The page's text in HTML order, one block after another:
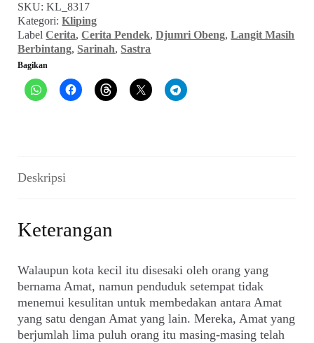
Masih
Berbintang
(Sarinah_No.
193,
Februari
SKU:KL_8317
Kategori:Kliping
LabelCerita,Cerita Pendek,Djumri Obeng,Langit Masih
Berbintang, Sarinah, Sastra
Bagikan
Deskripsi
Keterangan
Walaupun kota kecil itu disesaki oleh orang yang
bernama Amat, namun penduduk setempat tidak
menemui kesulitan untuk membedakan antara Amat
yang satu dengan Amat yang lain. Mereka, Amat yang
berjumlah lima puluh orang itu masing-masing telah